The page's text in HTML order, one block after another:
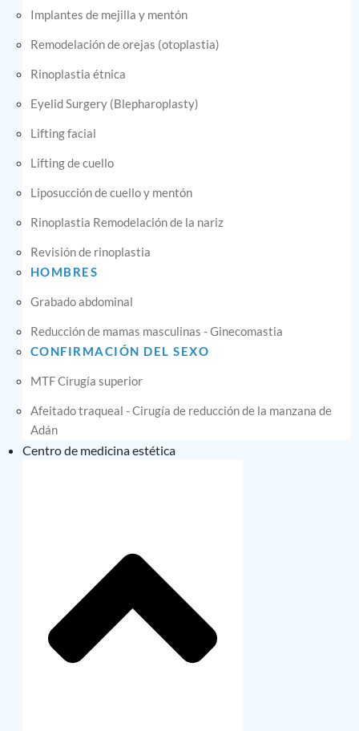
Implantes de mejilla y mentón
Remodelación de orejas (otoplastia)
Rinoplastia étnica
Eyelid Surgery (Blepharoplasty)
Lifting facial
Lifting de cuello
Liposucción de cuello y mentón
Rinoplastia Remodelación de la nariz
Revisión de rinoplastia
HOMBRES
Grabado abdominal
Reducción de mamas masculinas - Ginecomastia
CONFIRMACIÓN DEL SEXO
MTF Cirugía superior
Afeitado traqueal - Cirugía de reducción de la manzana de
Adán
Centro de medicina estética